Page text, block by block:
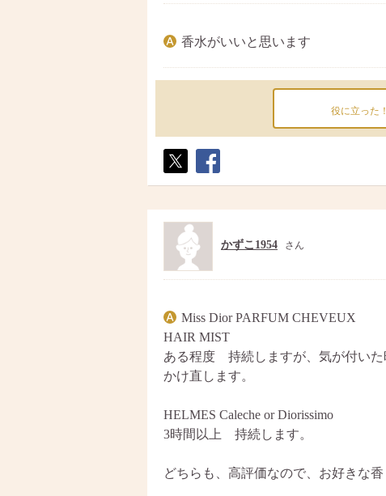
香水がいいと思います
役に立った！
ト
ア
かずこ1954 さん
Miss Dior PARFUM CHEVEUX
HAIR MIST
ある程度 持続しますが、気が付いた
かけ直します。
HELMES Caleche or Diorissimo
3時間以上 持続します。
どちらも、高評価なので、お好きな